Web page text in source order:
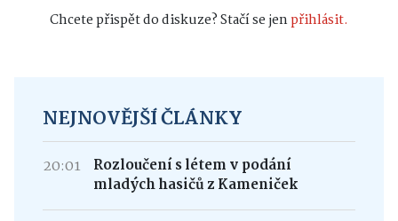
Chcete přispět do diskuze? Stačí se jenpřihlásit.
NEJNOVĚJŠÍ ČLÁNKY
20:01
Rozloučení s létem v podání
mladých hasičů z Kameniček